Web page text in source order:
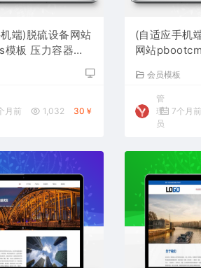
端)脱硫设备网站
板 压力容器网
月前 1,032 30￥
(自适应手机
网站
会员模板
管
理
员
7个月前